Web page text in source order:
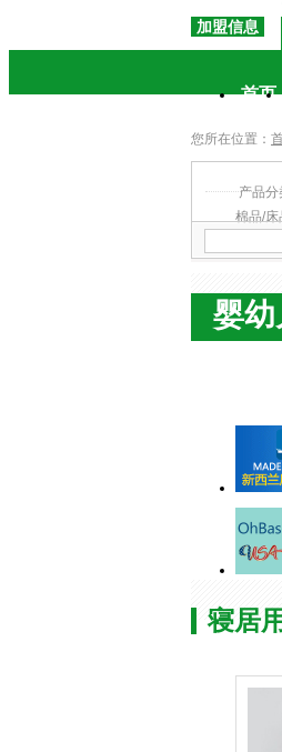
加盟信息
首页
您所在位置：
产品分
棉品/床
婴
寝居